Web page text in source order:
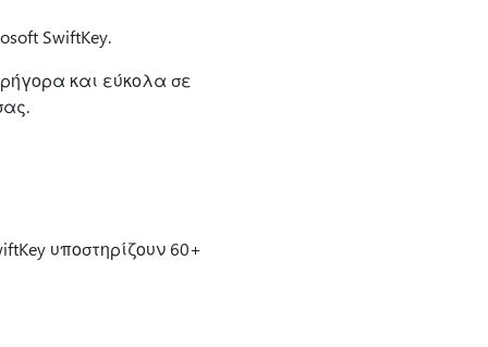
SwiftKey.
και εύκολα σε
υποστηρίζουν 60+